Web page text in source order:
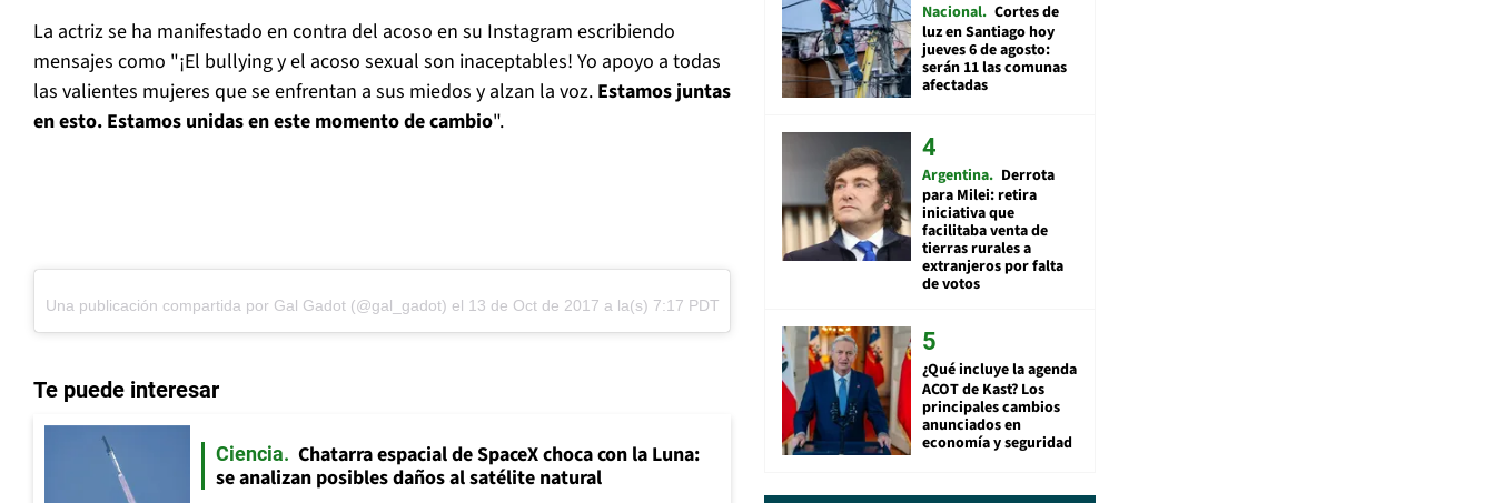
La actriz se ha manifestado en contra del acoso en su Instagram escribiendo
mensajes como "¡El bullying y el acoso sexual son inaceptables! Yo apoyo a todas
las valientes mujeres que se enfrentan a sus miedos y alzan la voz. Estamos juntas
en esto. Estamos unidas en este momento de cambio".
Una publicación compartida por Gal Gadot (@gal_gadot) el 13 de Oct de 2017 a la(s) 7:17 PDT
Te puede interesar
Ciencia
Chatarra espacial de SpaceX choca con la Luna:
se analizan posibles daños al satélite natural
Nacional Cortes de
luz en Santiago hoy
jueves 6 de agosto:
serán 11 las comunas
afectadas
Argentina Derrota
para Milei: retira
iniciativa que
facilitaba venta de
tierras rurales a
extranjeros por falta
de votos
¿Qué incluye la agenda
ACOT de Kast? Los
principales cambios
anunciados en
economía y seguridad